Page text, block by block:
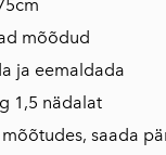
mõõdud
ja eemaldada
1,5 nädalat
saada